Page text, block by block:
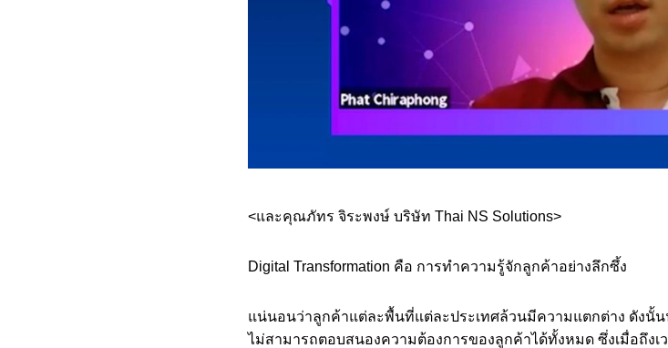
<และคุณภัทร จิระพงษ์ บริษัท Thai NS Solutions>
Digital Transformation คือ การทำความรู้จักลูกค้าอย่างลึกซึ้ง
แน่นอนว่าลูกค้าแต่ละพื้นที่แต่ละประเทศล้วนมีความแตกต่าง ดังนั้น
ไม่สามารถตอบสนองความต้องการของลูกค้าได้ทั้งหมด ซึ่งเมื่อถึง